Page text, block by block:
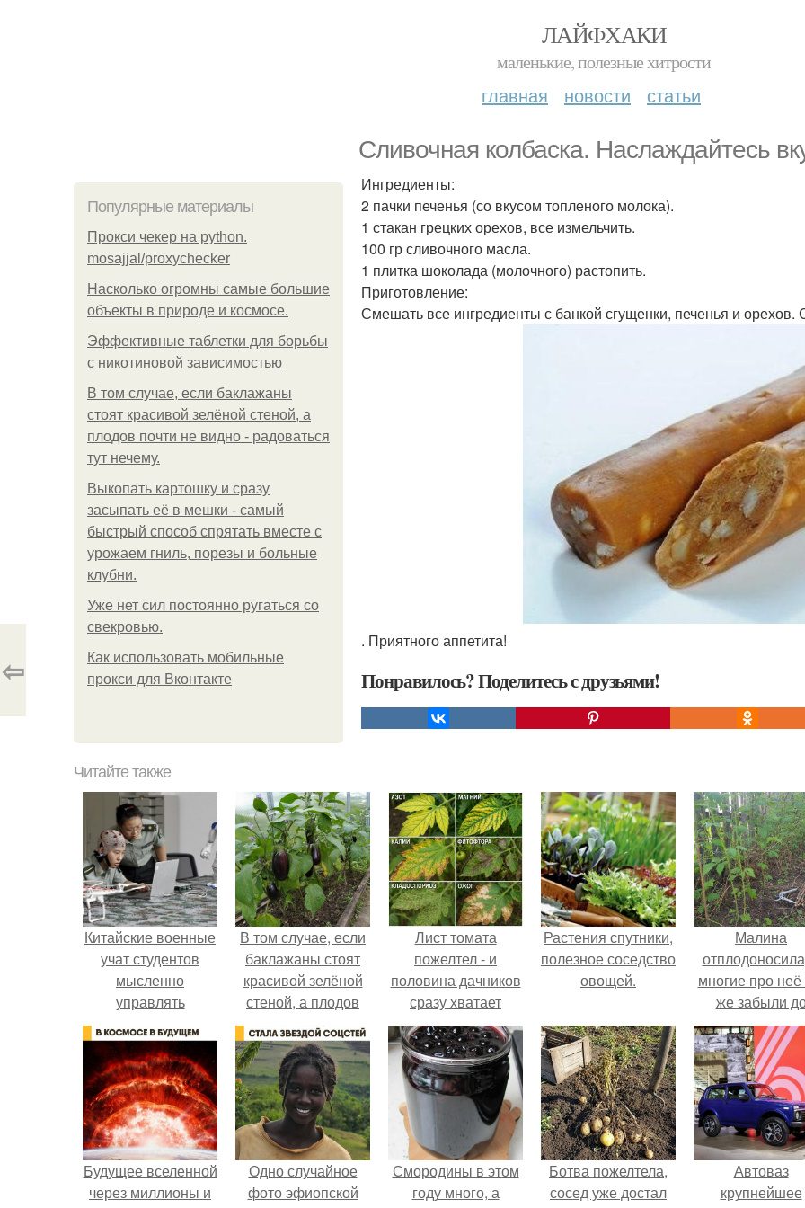
ЛАЙФХАКИ
маленькие, полезные хитрости
главная новости статьи
Сливочная колбаска. Наслаждайтесь
Популярные материалы
Прокси чекер на python.
mosajjal/proxychecker
Насколько огромны самые большие
объекты в природе и космосе.
Эффективные таблетки для борьбы
с никотиновой зависимостью
В том случае, если баклажаны
стоят красивой зелёной стеной, а
плодов почти не видно - радоваться
тут нечему.
Выкопать картошку и сразу
засыпать её в мешки - самый
быстрый способ спрятать вместе с
урожаем гниль, порезы и больные
клубни.
Уже нет сил постоянно ругаться со
свекровью.
Как использовать мобильные
прокси для Вконтакте
Ингредиенты:
2 пачки печенья (со вкусом топленого молока).
1 стакан грецких орехов, все измельчить.
100 гр сливочного масла.
1 плитка шоколада (молочного) растопить.
Приготовление:
Смешать все ингредиенты с банкой сгущенки, печенья и
. Приятного аппетита!
Понравилось? Поделитесь с друзьями!
⇦
Читайте также
Китайские военные
учат студентов
мысленно
управлять
роботами.
В том случае, если
баклажаны стоят
красивой зелёной
стеной, а плодов
почти не видно -
радоваться тут
нечему.
Лист томата
пожелтел - и
половина дачников
сразу хватает
удобрение.
Растения спутники,
полезное соседство
овощей.
Малина
многие про неё
же забыли
следующего
Будущее вселенной
через миллионы и
Одно случайное
фото эфиопской
Смородины в этом
году много, а
Ботва пожелтела,
сосед уже достал
Автоваз
крупнейшее